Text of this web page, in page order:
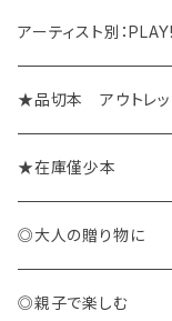
アーティスト別：
★品切本 アウトレッ
★在庫僅少本
◎大人の贈り物に
◎親子で楽しむ